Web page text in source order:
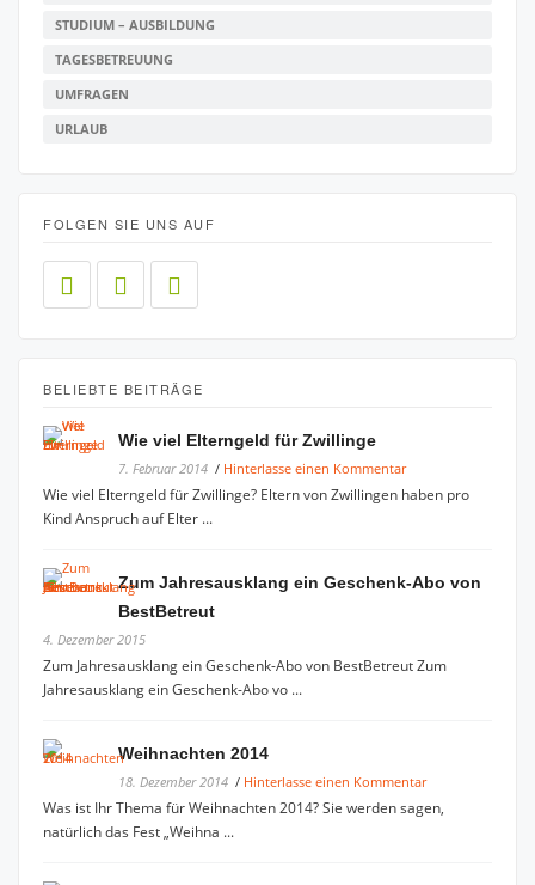
STUDIUM – AUSBILDUNG
TAGESBETREUUNG
UMFRAGEN
URLAUB
FOLGEN SIE UNS AUF
BELIEBTE BEITRÄGE
Wie viel Elterngeld für Zwillinge
7. Februar 2014 / Hinterlasse einen Kommentar
Wie viel Elterngeld für Zwillinge? Eltern von Zwillingen haben pro
Kind Anspruch auf Elter ...
Zum Jahresausklang ein Geschenk-Abo von
BestBetreut
4. Dezember 2015
Zum Jahresausklang ein Geschenk-Abo von BestBetreut Zum
Jahresausklang ein Geschenk-Abo vo ...
Weihnachten 2014
18. Dezember 2014 / Hinterlasse einen Kommentar
Was ist Ihr Thema für Weihnachten 2014? Sie werden sagen,
natürlich das Fest „Weihna ...